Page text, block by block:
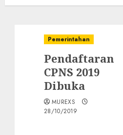
Pemerintahan
Pendaftaran
CPNS 2019
Dibuka
MUREXS
28/10/2019